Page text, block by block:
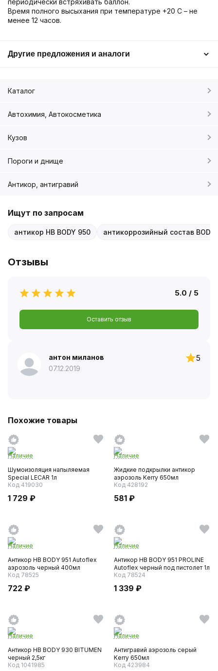
Время полного высыхания при температуре +20 C – не
менее 12 часов.
Другие предложения и аналоги
Каталог
Автохимия, Автокосметика
Кузов
Пороги и днище
Антикор, антигравий
Ищут по запросам
антикор HB BODY 950 антикоррозийный состав BODY
Отзывы
5.0 / 5
Оставить отзыв
антон миланов
07.12.2019
5
Похожие товары
Наличие
Шумоизоляция напыляемая
Special LECAR 1л
Код 419030
1 729 ₽
Наличие
Жидкие подкрылки антикор
аэрозоль Kerry 650мл
Код 428192
581 ₽
Наличие
Антикор HB BODY 951 Autoflex
аэрозоль черный 400мл
Код 78525
722 ₽
Наличие
Антикор HB BODY 951 PROLINE
Autoflex черный под пистолет 1л
Код 78524
1 339 ₽
Наличие
Антикор HB BODY 930 BITUMEN
черный 2,5кг
Код 1041985
Наличие
Антигравий аэрозоль серый
Kerry 650мл
Код 423984